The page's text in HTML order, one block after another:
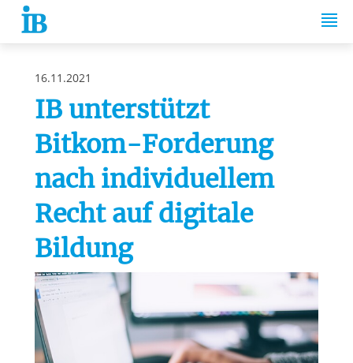
Springe zum Inhalt
16.11.2021
IB unterstützt
Bitkom-Forderung
nach individuellem
Recht auf digitale
Bildung